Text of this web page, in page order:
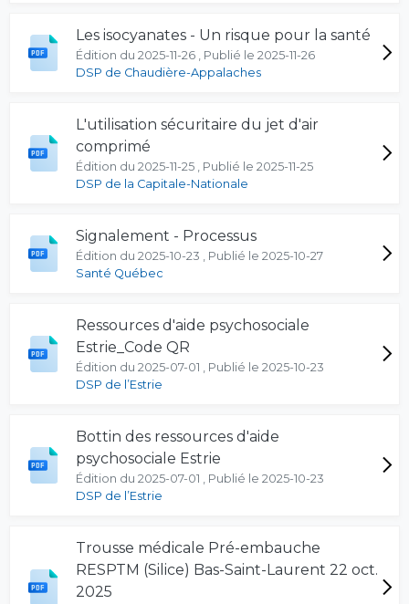
Les isocyanates - Un risque pour la santé
Édition du 2025-11-26 , Publié le 2025-11-26
DSP de Chaudière-Appalaches
L'utilisation sécuritaire du jet d'air
comprimé
Édition du 2025-11-25 , Publié le 2025-11-25
DSP de la Capitale-Nationale
Signalement - Processus
Édition du 2025-10-23 , Publié le 2025-10-27
Santé Québec
Ressources d'aide psychosociale
Estrie_Code QR
Édition du 2025-07-01 , Publié le 2025-10-23
DSP de l’Estrie
Bottin des ressources d'aide
psychosociale Estrie
Édition du 2025-07-01 , Publié le 2025-10-23
DSP de l’Estrie
Trousse médicale Pré-embauche
RESPTM (Silice) Bas-Saint-Laurent 22 oct.
2025